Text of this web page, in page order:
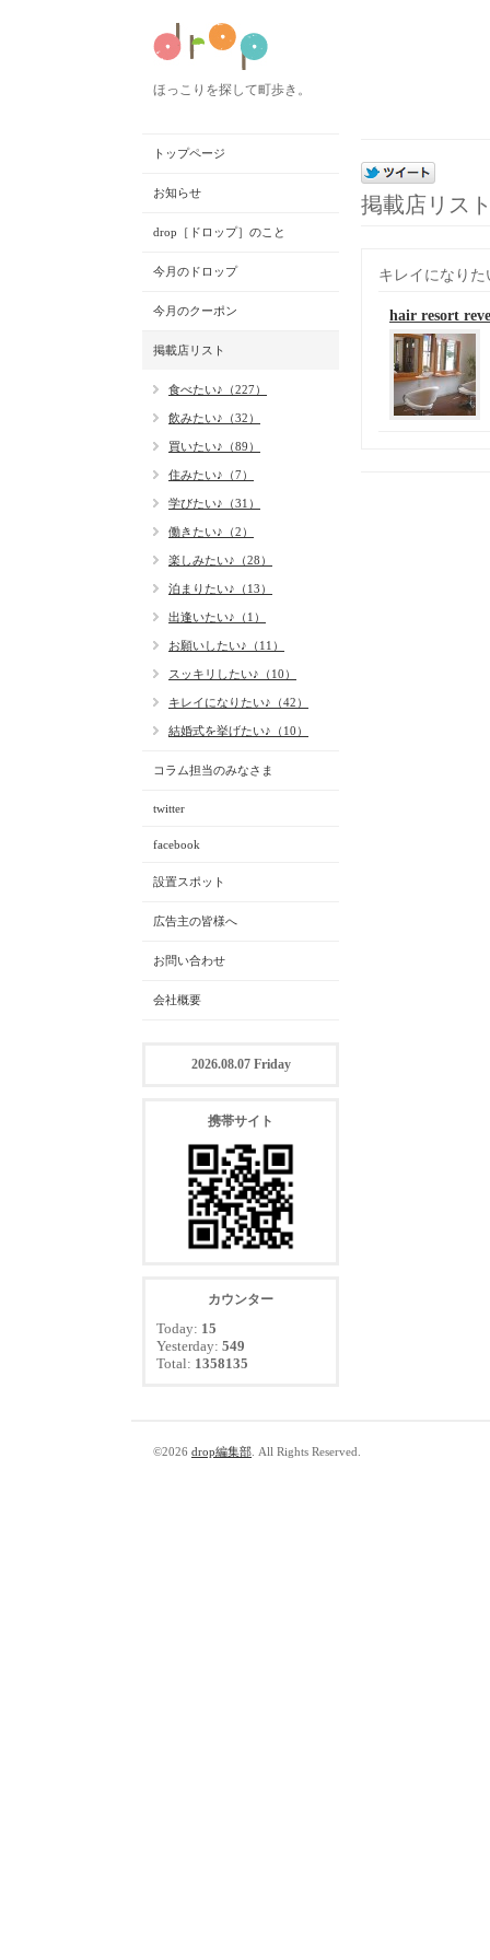
ほっこりを探して町歩き。
掲載店リス
キレイになりた
hair resort
トップページ
お知らせ
drop［ドロップ］のこと
今月のドロップ
今月のクーポン
掲載店リスト
食べたい♪（227）
飲みたい♪（32）
買いたい♪（89）
住みたい♪（7）
学びたい♪（31）
働きたい♪（2）
楽しみたい♪（28）
泊まりたい♪（13）
出逢いたい♪（1）
お願いしたい♪（11）
スッキリしたい♪（10）
キレイになりたい♪（42）
結婚式を挙げたい♪（10）
コラム担当のみなさま
twitter
facebook
設置スポット
広告主の皆様へ
お問い合わせ
会社概要
2026.08.07 Friday
携帯サイト
カウンター
Today: 15
Yesterday: 549
Total: 1358135
©2026 drop編集部 . All Rights Reserved.